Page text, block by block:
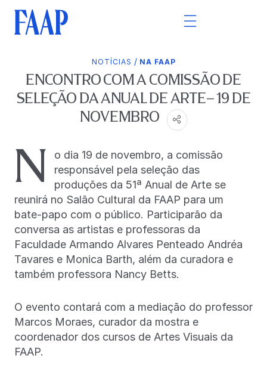
NOTÍCIAS / NA FAAP
ENCONTRO COM A COMISSÃO DE
SELEÇÃO DA ANUAL DE ARTE– 19 DE
NOVEMBRO
N
o dia 19 de novembro, a comissão
responsável pela seleção das
produções da 51ª Anual de Arte se
reunirá no Salão Cultural da FAAP para um
bate-papo com o público. Participarão da
conversa as artistas e professoras da
Faculdade Armando Alvares Penteado Andréa
Tavares e Monica Barth, além da curadora e
também professora Nancy Betts.
O evento contará com a mediação do professor
Marcos Moraes, curador da mostra e
coordenador dos cursos de Artes Visuais da
FAAP.